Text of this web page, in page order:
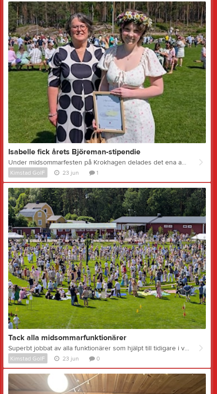
Isabelle fick årets Björeman-stipendie
Under midsommarfesten på Krokhagen delades det ena av årets stipedie till Hasse Björemans minne ut. Stipendiet delas varje år ut till två ungdomar, en inom fotbollssektionen och en inom skidsektionen, som i Hasses anda kämpar väl utifrån sina förutsättningar och är en god kamrat. Ledare och tränare ur respektive sektion utser stipendiaterna. Stipendiet består en minnesgåva, ett presentkort och ett diplom. Årets stipendiat inom skidsektionen är Isabelle Solhamre som fick ta emot minnesgåvan, presentkortet och diplomet av Helena Björeman. Så här lyder motiveringen som Helena Björeman läste upp på midsommarfesten: Årets stipendiat har en enorm rörelse- och aktiveringsglädje och räds inte att prova på vad än som bjuds längs sin väg. Problem är till för att lösas och hinder kan man gå runt - ja, frasen "ingenting är omöjligt" bleknar i jämförelse med din attityd och positiva inställning. Att du dessutom försöker möta alla utmaningar med ett leende gör dina prestationer än större. Alla de här egenskaperna gjorde att du till vår stora glädje kom tillbaka till Skidkul och skidspåren i vinter igen efter några års extremt tuffa utmaningar och stora förändringar. Du har imponerat stort på såväl storögda små skidkulare som vuxna ledare och föräldrar och verkligen bevisat att det i Kimstad finns snöglädje på längden för alla! Du är ett stort föredöme och en förebild där du verkligen personifierar ditt namn - du strålar som en sol och frikostigt delar med dig av din energi och värme samtidigt som du hamrar dig fram och krossar varje sten som kommer framför dig. Isabelle Solhamre, du är mycket väl värd Hans Björemans stipendium. Du kommer ta dig vart än du vill och vi är inte förvånade om du snart står på Sveriges högsta topp! Årets stipendie inom fotbollssektionen kommer att delas ut i samband med Kimstad GoIF Cup i augusti.
Kimstad GoIF 23 jun 1
Tack alla midsommarfunktionärer
Superbt jobbat av alla funktionärer som hjälpt till tidigare i veckan, på midsommarafton och med efterarbetet. Tror aldrig att det har flutit på så bra som detta år - tack vare er alla! Hoppas att ingen är slutkörd utan att det flutit på för att vi är många som bidragit med lagom mycket var och en. Från första anvisad parkering, de sköna tonerna från midsommarsångarna, den gräddade våfflan, det snurrade chokladhjulet och till sista fiskdammsnappet - en applåd till oss alla! Tack vare er kan vi fortsätta och hålla vår midsommartradition vid liv! På Skidcentrets facebooksida och instagram finns det massa fina bilder från midsommarfesten att njuta av! Klickar här för att komma till facebookinlägget
Kimstad GoIF 23 jun 0